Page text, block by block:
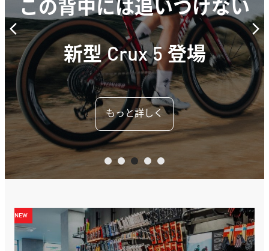
ラム
9/30まで延長&フレームセッ
ト追加
もっと詳しく